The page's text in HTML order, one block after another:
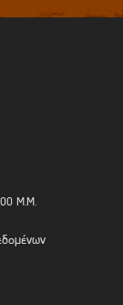
Μ.Μ.